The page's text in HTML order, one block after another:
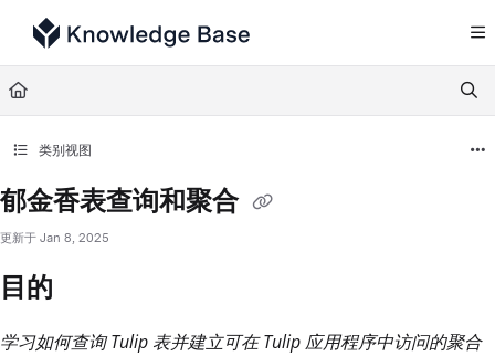
Documentation Index
Fetch the complete documentation index at:
Use this file to discover all available pages before exploring further.
类别视图
郁金香表查询和聚合
更新于 Jan 8, 2025
目的
学习如何查询 Tulip 表并建立可在 Tulip 应用程序中访问的聚合